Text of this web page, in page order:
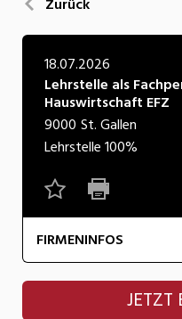
Kultur
Natur
Verkehr/Logistik
Wirtschaft/
18.07.2026
Lehrstelle als
Hauswirtschaft EFZ
9000 St. Gallen
Lehrstelle100%
FIRMENINFOS
GHG Rosenberg
JETZT